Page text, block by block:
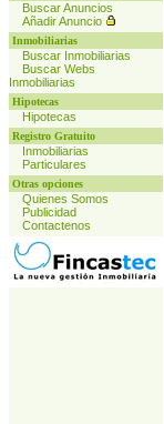
Buscar Anuncios
Añadir Anuncio
Inmobiliarias
Buscar Inmobiliarias
Buscar Webs
Inmobiliarias
Hipotecas
Hipotecas
Registro Gratuito
Inmobiliarias
Particulares
Otras opciones
Quienes Somos
Publicidad
Contactenos